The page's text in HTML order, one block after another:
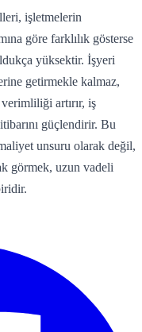
işletmelerin
göre farklılık gösterse
yüksektir. İşyeri
getirmekle kalmaz,
verimliliği artırır, iş
güçlendirir. Bu
unsuru olarak değil,
görmek, uzun vadeli